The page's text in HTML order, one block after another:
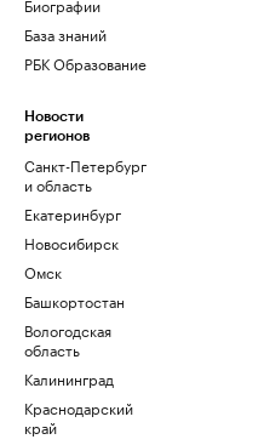
Биографии
База знаний
РБК Образование
Новости
регионов
Санкт-Петербург
и область
Екатеринбург
Новосибирск
Омск
Башкортостан
Вологодская
область
Калининград
Краснодарский
край